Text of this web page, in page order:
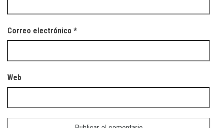
Correo electrónico *
Web